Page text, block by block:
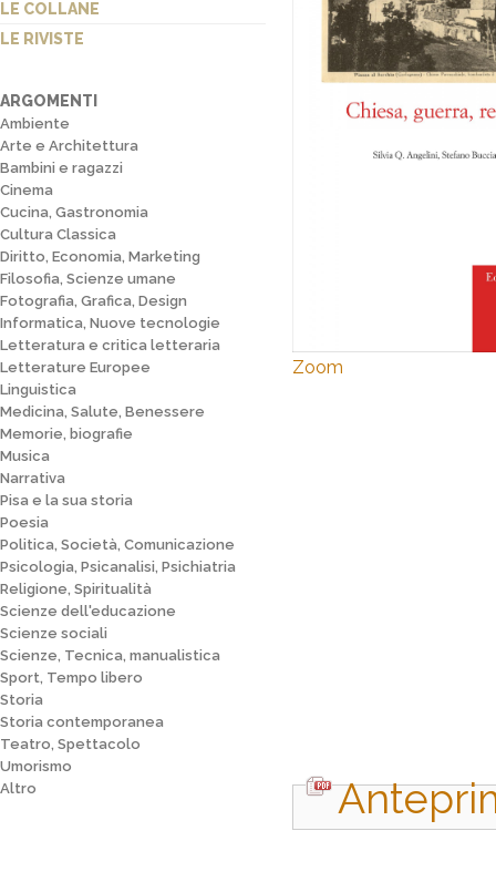
LE COLLANE
LE RIVISTE
ARGOMENTI
Ambiente
Arte e Architettura
Bambini e ragazzi
Cinema
Cucina, Gastronomia
Cultura Classica
Diritto, Economia, Marketing
Filosofia, Scienze umane
Fotografia, Grafica, Design
Informatica, Nuove tecnologie
Letteratura e critica letteraria
Letterature Europee
Linguistica
Medicina, Salute, Benessere
Memorie, biografie
Musica
Narrativa
Pisa e la sua storia
Poesia
Politica, Società, Comunicazione
Psicologia, Psicanalisi, Psichiatria
Religione, Spiritualità
Scienze dell'educazione
Scienze sociali
Scienze, Tecnica, manualistica
Sport, Tempo libero
Storia
Storia contemporanea
Teatro, Spettacolo
Umorismo
Altro
Zoom